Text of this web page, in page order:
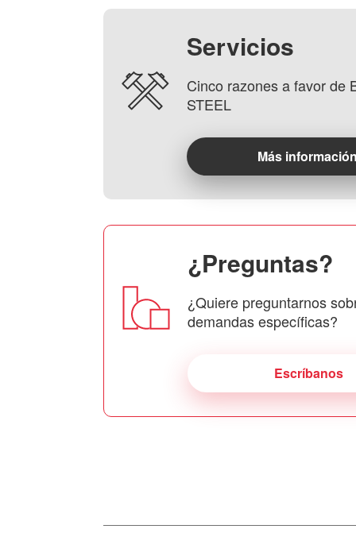
Servicios
Cinco razones a favor de
STEEL
Más
¿Preguntas?
¿Quiere preguntarnos
demandas específicas?
Escríbanos